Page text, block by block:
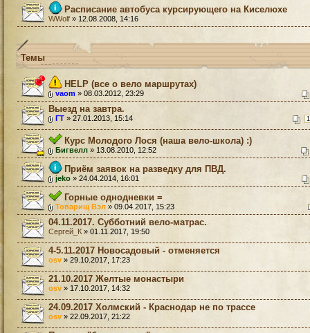
Расписание автобуса курсирующего на Киселюхе
WWolf » 12.08.2008, 14:16
Темы
HELP (все о вело маршрутах)
vaom » 08.03.2012, 23:29
Выезд на завтра.
1
ГТ » 27.01.2013, 15:14
Курс Молодого Лося (наша вело-школа) :)
Бигвелл » 13.08.2010, 12:52
Приём заявок на разведку для ПВД.
jeko » 24.04.2014, 16:01
Горные однодневки =
Товарищ Вэл » 09.04.2017, 15:23
04.11.2017. Субботний вело-матрас.
Сергей_К » 01.11.2017, 19:50
4-5.11.2017 Новосадовый - отменяется
osv » 29.10.2017, 17:23
21.10.2017 Желтые монастыри
osv » 17.10.2017, 14:32
24.09.2017 Холмский - Краснодар не по трассе
osv » 22.09.2017, 21:22